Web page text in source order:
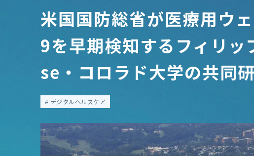
米国国防総省が医療用ウ
9を早期検知するフィリ
se・コロラド大学の共同
デジタルヘルスケア